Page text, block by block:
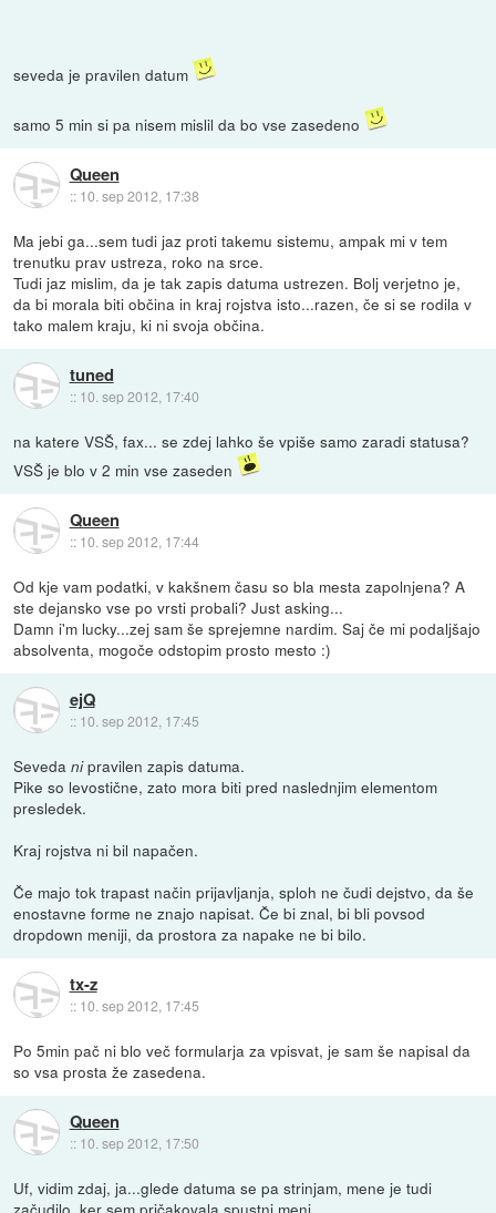
seveda je pravilen datum
samo 5 min si pa nisem mislil da bo vse zasedeno
Queen
:: 10. sep 2012, 17:38
Ma jebi ga...sem tudi jaz proti takemu sistemu, ampak mi v tem
trenutku prav ustreza, roko na srce.
Tudi jaz mislim, da je tak zapis datuma ustrezen. Bolj verjetno je,
da bi morala biti občina in kraj rojstva isto...razen, če si se rodila v
tako malem kraju, ki ni svoja občina.
tuned
:: 10. sep 2012, 17:40
na katere VSŠ, fax... se zdej lahko še vpiše samo zaradi statusa?
VSŠ je blo v 2 min vse zaseden
Queen
:: 10. sep 2012, 17:44
Od kje vam podatki, v kakšnem času so bla mesta zapolnjena? A
ste dejansko vse po vrsti probali? Just asking...
Damn i'm lucky...zej sam še sprejemne nardim. Saj če mi podaljšajo
absolventa, mogoče odstopim prosto mesto :)
ejQ
:: 10. sep 2012, 17:45
Sevedanipravilen zapis datuma.
Pike so levostične, zato mora biti pred naslednjim elementom
presledek.
Kraj rojstva ni bil napačen.
Če majo tok trapast način prijavljanja, sploh ne čudi dejstvo, da še
enostavne forme ne znajo napisat. Če bi znal, bi bli povsod
dropdown meniji, da prostora za napake ne bi bilo.
tx-z
:: 10. sep 2012, 17:45
Po 5min pač ni blo več formularja za vpisvat, je sam še napisal da
so vsa prosta že zasedena.
Queen
:: 10. sep 2012, 17:50
Uf, vidim zdaj, ja...glede datuma se pa strinjam, mene je tudi
začudilo, ker sem pričakovala spustni meni.